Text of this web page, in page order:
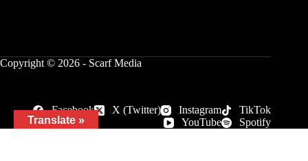
Copyright © 2026 - Scarf Media
Facebook X (Twitter) Instagram
TikTok
YouTube
Spotify
Translate »